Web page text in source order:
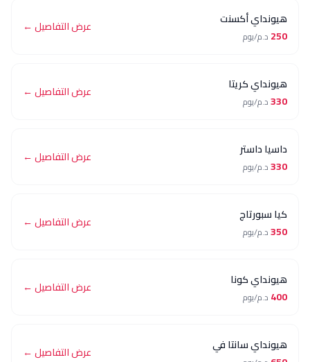
أكسنت عرض التفاصيل ←
كريتا عرض التفاصيل ←
عرض التفاصيل ←
عرض التفاصيل ←
كونا عرض التفاصيل ←
سانتا في عرض التفاصيل ←